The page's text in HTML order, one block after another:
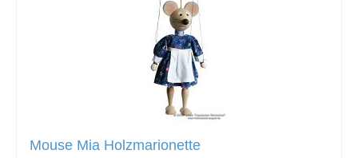
Mouse Mia Holzmarionette